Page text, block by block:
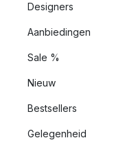
Designers
Aanbiedingen
Sale %
Nieuw
Bestsellers
Gelegenheid